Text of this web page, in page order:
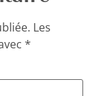
Les
*